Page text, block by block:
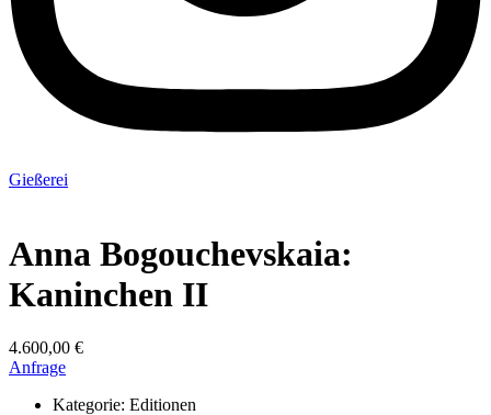
Gießerei
Anna Bogouchevskaia:
Kaninchen II
4.600,00 €
Anfrage
Kategorie: Editionen